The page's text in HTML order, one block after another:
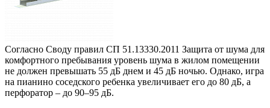
Согласно Своду правил СП 51.13330.2011 Защита от шума для
комфортного пребывания уровень шума в жилом помещении
не должен превышать 55 дБ днем и 45 дБ ночью. Однако, игра
на пианино соседского ребенка увеличивает его до 80 дБ, а
перфоратор – до 90–95 дБ.